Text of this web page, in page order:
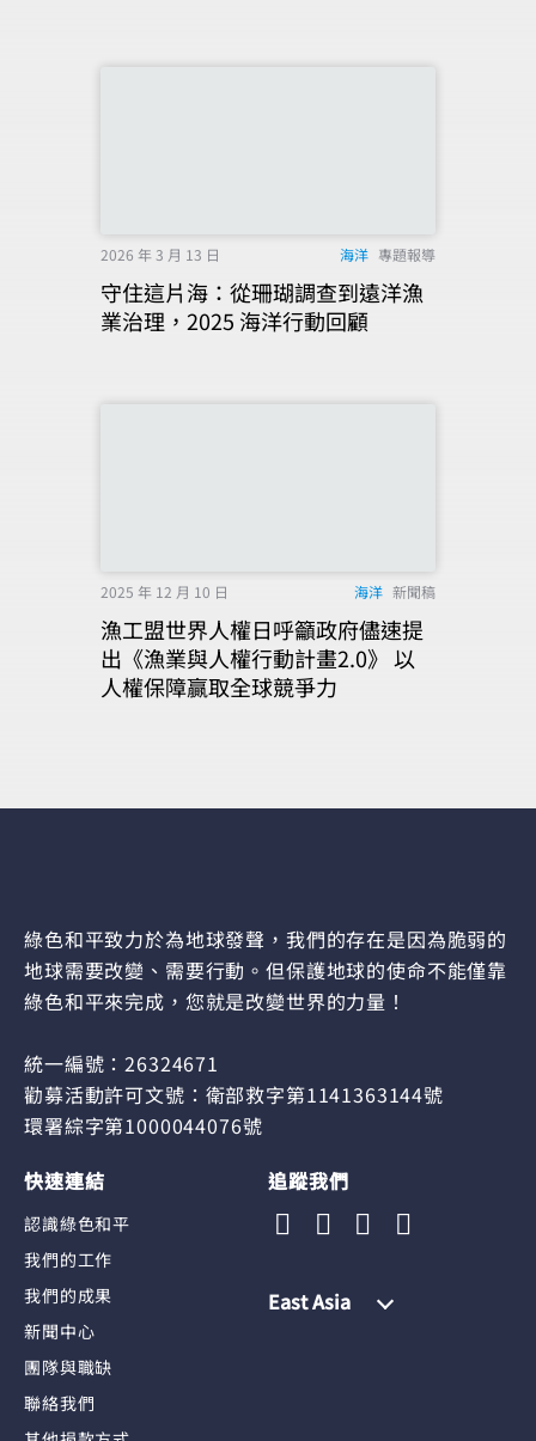
2026 年 3 月 13 日 海洋 專題報導
守住這片海：從珊瑚調查到遠洋漁
業治理，2025 海洋行動回顧
2025 年 12 月 10 日 海洋 新聞稿
漁工盟世界人權日呼籲政府儘速提
出《漁業與人權行動計畫2.0》 以
人權保障贏取全球競爭力
綠色和平致力於為地球發聲，我們的存在是因為脆弱的
地球需要改變、需要行動。但保護地球的使命不能僅靠
綠色和平來完成，您就是改變世界的力量！
統一編號：26324671
勸募活動許可文號：衛部救字第1141363144號
環署綜字第1000044076號
快速連結
認識綠色和平
我們的工作
我們的成果
新聞中心
團隊與職缺
聯絡我們
追蹤我們
East Asia